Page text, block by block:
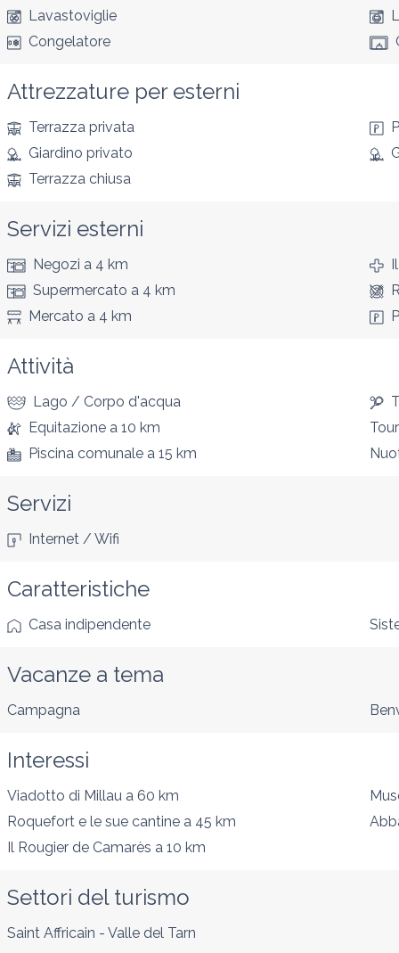
Lavastoviglie
Congelatore
Attrezzature per esterni
Terrazza privata
Giardino privato
Terrazza chiusa
Servizi esterni
Negozi a 4 km
Supermercato a 4 km
Mercato a 4 km
Attività
Lago / Corpo d'acqua
Equitazione a 10 km
Piscina comunale a 15 km
Servizi
Internet / Wifi
Caratteristiche
Casa indipendente
Vacanze a tema
Campagna
Interessi
Viadotto di Millau a 60 km
Roquefort e le sue cantine a 45 km
Il Rougier de Camarès a 10 km
Settori del turismo
Saint Affricain - Valle del Tarn